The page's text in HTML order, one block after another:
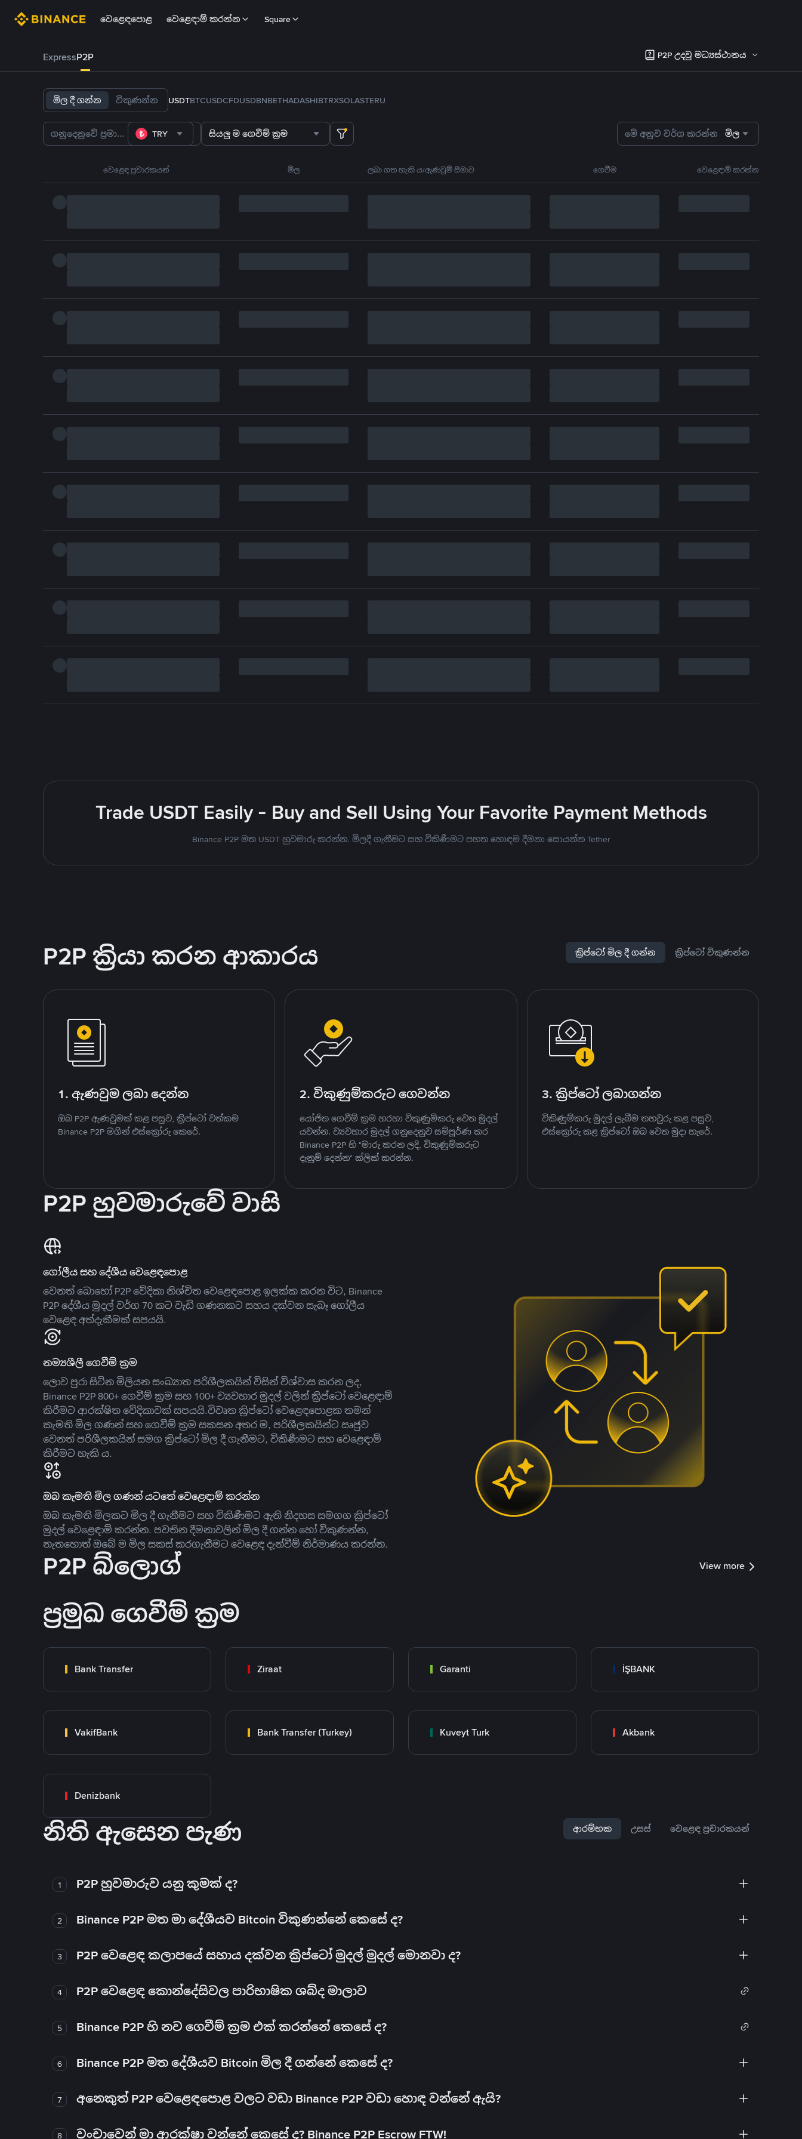
වෙළෙඳපොළ වෙළෙඳාම් කරන්න Square
ExpressP2P P2P උදවු මධ්‍යස්ථානය
මිල දී ගන්න විකුණන්න USDTBTCUSDCFDUSDBNBETHADASHIBTRXSOLASTERU
TRY සියලු ම ගෙවීම් ක්‍රම මේ අනුව වර්ග කරන්න මිල
වෙළෙඳ ප්‍රචාරකයන් මිල ලබා ගත හැකි ය/ඇණවුම් සීමාව ගෙවීම වෙළෙඳාම් කරන්න
Trade USDT Easily - Buy and Sell Using Your Favorite Payment Methods
Binance P2P මත USDT හුවමාරු කරන්න. මිලදී ගැනීමට සහ විකිණීමට පහත හොඳම දීමනා සොයන්න Tether
P2P ක්‍රියා කරන ආකාරය ක්‍රිප්ටෝ මිල දී ගන්න ක්‍රිප්ටෝ විකුණන්න
1. ඇණවුම ලබා දෙන්න
ඔබ P2P ඇණවුමක් කළ පසුව, ක්‍රිප්ටෝ වත්කම
Binance P2P මගින් එස්ක්‍රෝරු කෙරේ.
2. විකුණුම්කරුට ගෙවන්න
යෝජිත ගෙවීම් ක්‍රම හරහා විකුණුම්කරු වෙත මුදල්
යවන්න. ව්‍යවහාර මුදල් ගනුදෙනුව සම්පූර්ණ කර
Binance P2P හි "මාරු කරන ලදි, විකුණුම්කරුට
දැනුම් දෙන්න" ක්ලික් කරන්න.
3. ක්‍රිප්ටෝ ලබාගන්න
විකිණුම්කරු මුදල් ලැබීම තහවුරු කළ පසුව,
එස්ක්‍රෝරු කළ ක්‍රිප්ටෝ ඔබ වෙත මුදා හැරේ.
P2P හුවමාරුවේ වාසි
ගෝලීය සහ දේශීය වෙළෙඳපොළ
වෙනත් බොහෝ P2P වේදිකා නිශ්චිත වෙළෙඳපොළ ඉලක්ක කරන විට, Binance
P2P දේශීය මුදල් වර්ග 70 කට වැඩි ගණනකට සහය දක්වන සැබෑ ගෝලීය
වෙළෙඳ අත්දැකීමක් සපයයි.
නම්‍යශීලී ගෙවීම් ක්‍රම
ලොව පුරා සිටින මිලියන සංඛ්‍යාත පරිශීලකයින් විසින් විශ්වාස කරන ලද,
Binance P2P 800+ ගෙවීම් ක්‍රම සහ 100+ ව්‍යවහාර මුදල් වලින් ක්‍රිප්ටෝ වෙළෙඳාම්
කිරීමට ආරක්ෂිත වේදිකාවක් සපයයි.විවෘත ක්‍රිප්ටෝ වෙළෙඳපොළක තමන්
කැමති මිල ගණන් සහ ගෙවීම් ක්‍රම සකසන අතර ම, පරිශීලකයින්ට ඍජුව
වෙනත් පරිශීලකයින් සමග ක්‍රිප්ටෝ මිල දී ගැනීමට, විකිණීමට සහ වෙළෙඳාම්
කිරීමට හැකි ය.
ඔබ කැමති මිල ගණන් යටතේ වෙළෙඳාම් කරන්න
ඔබ කැමති මිලකට මිල දී ගැනීමට සහ විකිණීමට ඇති නිදහස සමගග ක්‍රිප්ටෝ
මුදල් වෙළෙඳාම් කරන්න. පවතින දීමනාවලින් මිල දී ගන්න හෝ විකුණන්න,
නැතහොත් ඔබේ ම මිල සකස් කරගැනීමට වෙළෙඳ දැන්වීම් නිර්මාණය කරන්න.
P2P බ්ලොග් View more
ප්‍රමුඛ ගෙවීම් ක්‍රම
Bank Transfer Ziraat Garanti İŞBANK
VakifBank Bank Transfer (Turkey) Kuveyt Turk Akbank
Denizbank
නිති ඇසෙන පැණ ආරම්භක උසස් වෙළෙඳ ප්‍රචාරකයන්
1 P2P හුවමාරුව යනු කුමක් ද?
2 Binance P2P මත මා දේශීයව Bitcoin විකුණන්නේ කෙසේ ද?
3 P2P වෙළෙඳ කලාපයේ සහාය දක්වන ක්‍රිප්ටෝ මුදල් මුදල් මොනවා ද?
4 P2P වෙළෙඳ කොන්දේසිවල පාරිභාෂික ශබ්ද මාලාව
5 Binance P2P හි නව ගෙවීම් ක්‍රම එක් කරන්නේ කෙසේ ද?
6 Binance P2P මත දේශීයව Bitcoin මිල දී ගන්නේ කෙසේ ද?
7 අනෙකුත් P2P වෙළෙඳපොළ වලට වඩා Binance P2P වඩා හොඳ වන්නේ ඇයි?
8 වංචාවෙන් මා ආරක්ෂා වන්නේ කෙසේ ද? Binance P2P Escrow FTW!